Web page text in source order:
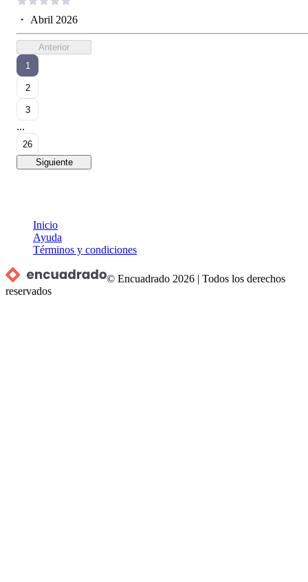
・ Abril 2026
Anterior
1
2
3
...
26
Siguiente
Inicio
Ayuda
Términos y condiciones
© Encuadrado 2026 |Todos los derechos
reservados